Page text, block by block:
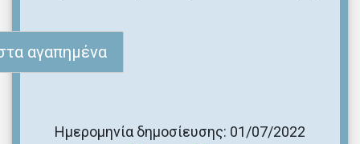
αγαπημένα
Ημερομηνία δημοσίευσης: 01/07/2022